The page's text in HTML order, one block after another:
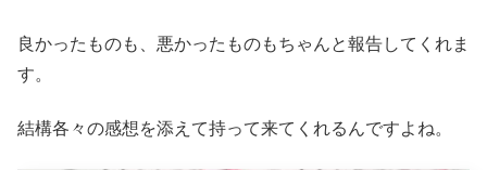
良かったものも、悪かったものもちゃんと報告してくれま
す。
結構各々の感想を添えて持って来てくれるんですよね。